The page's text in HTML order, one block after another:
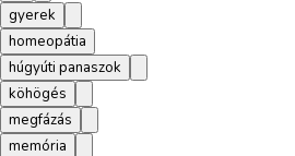
gyerek
homeopátia
húgyúti panaszok
köhögés
megfázás
memória